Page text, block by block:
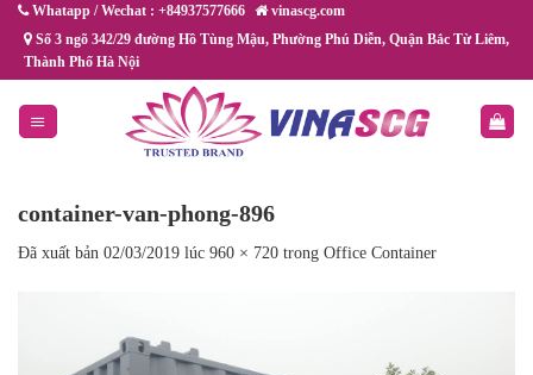
ChuyểnWhatapp / Wechat : +84937577666
vinascg.com
Số 3 ngõ 342/29 đường Hồ Tùng Mậu, Phường Phú Diễn, Quận Bắc Từ Liêm,
Thành Phố Hà Nội
container-van-phong-896
Đã xuất bản 02/03/2019 lúc 960 × 720 trong Office Container